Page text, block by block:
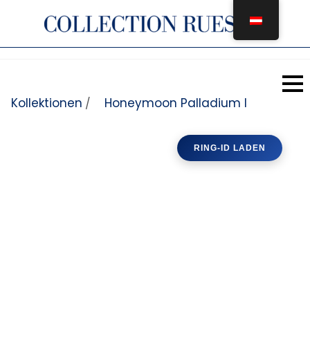
Kollektionen / Honeymoon Palladium I
RING-ID LADEN